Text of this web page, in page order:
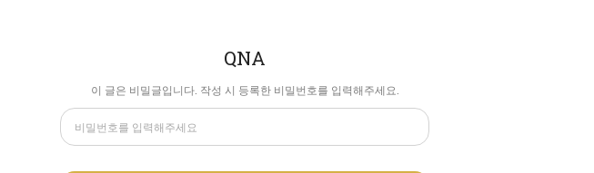
QNA
이 글은 비밀글입니다. 작성 시 등록한 비밀번호를 입력해주세요.